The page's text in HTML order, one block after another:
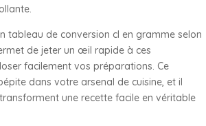
tableau de conversion cl en gramme selon
de jeter un œil rapide à ces
facilement vos préparations. Ce
dans votre arsenal de cuisine, et il
une recette facile en véritable